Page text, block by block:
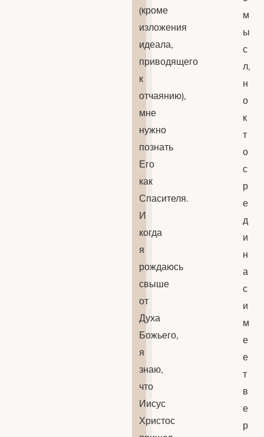
(кроме
изложения
идеала,
приводящего
к
отчаянию),
мне
нужно
познать
Его
как
Спасителя.
И
когда
я
рождаюсь
свыше
от
Духа
Божьего,
я
знаю,
что
Иисус
Христос
м
ы
с
л,
н
о
к
т
о
с
р
е
д
и
н
а
с
и
м
е
е
т
в
е
р